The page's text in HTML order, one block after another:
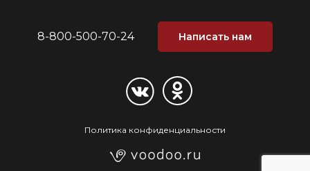
8-800-500-70-24 Написать нам
Политика конфиденциальности